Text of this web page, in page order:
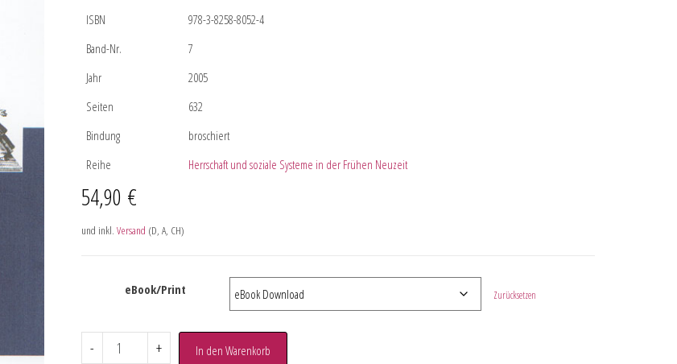
ISBN
978-3-8258-8052-4
Band-Nr.
7
Jahr
2005
Seiten
632
Bindung
broschiert
Reihe
Herrschaft und soziale Systeme in der Frühen Neuzeit
54,90 €
und inkl. Versand (D, A, CH)
eBook/Print Zurücksetzen
- + In den Warenkorb